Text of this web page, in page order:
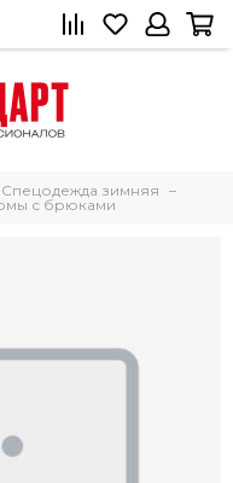
Спецодежда зимняя
с брюками